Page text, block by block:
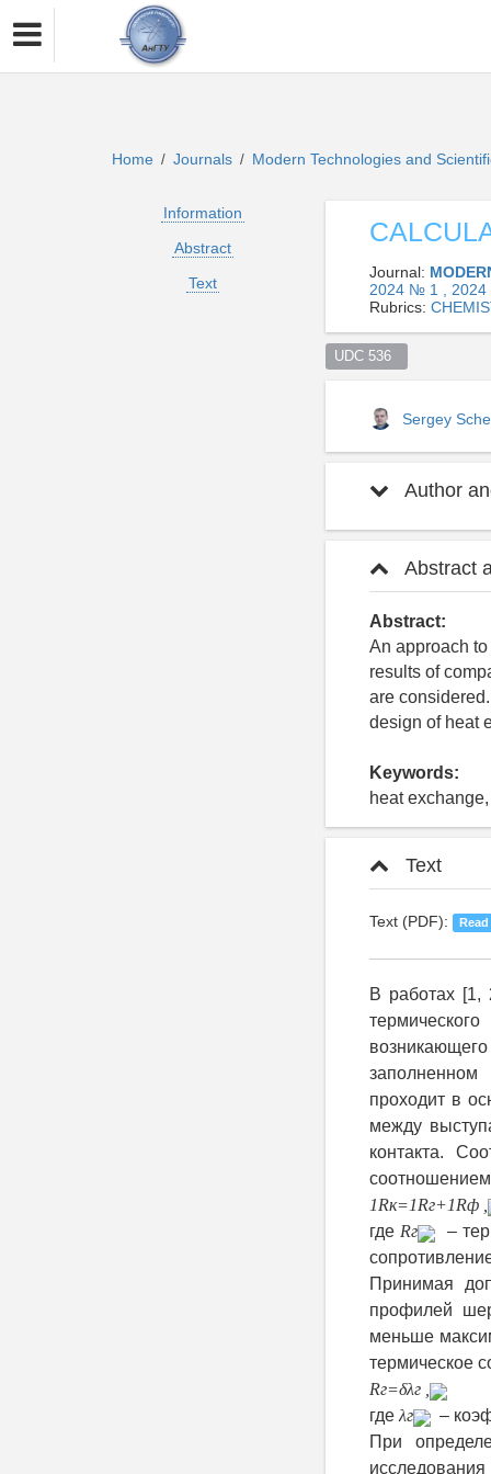
Home / Journals / Modern Technologies and
Information
Abstract
Text
Journal:
2024 № 1 , 2024
Rubrics:
UDC 536
Sergey
Author
Abstract
Abstract:
An approach
results of
are
design of heat
Keywords:
heat
Text
Text (PDF): Read
В работах [1,
проходит в
между
контакта.
1Rк=1Rг+1Rф
где Rг
–
Принимая
профилей
меньше
термическое
Rг=δλг
где λг
–
При